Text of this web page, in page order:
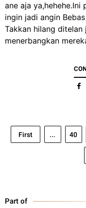
ane aja ya,hehehe.Ini
ingin jadi angin
Takkan hilang ditelan
menerbangkan
First ... 40
Part of